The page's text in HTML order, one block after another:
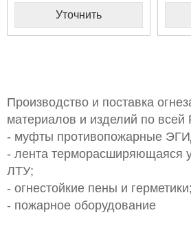
Уточнить
Производство и поставка
материалов и изделий по всей
- муфты противопожарные
- лента терморасширяющаяся
ЛТУ;
- огнестойкие пены и герметики;
- пожарное оборудование